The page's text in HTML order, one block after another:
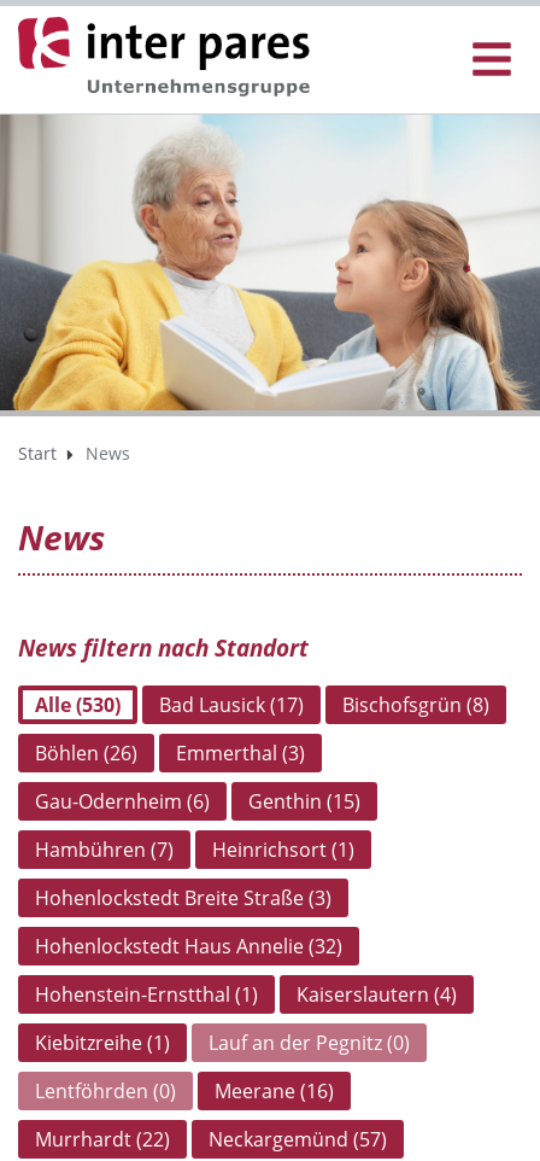
Start News
News
News filtern nach Standort
Alle (530) Bad Lausick (17)
Bischofsgrün (8)
Böhlen (26)
Emmerthal (3)
Gau-Odernheim (6)
Genthin (15)
Hambühren (7)
Heinrichsort (1)
Hohenlockstedt Breite Straße (3)
Hohenlockstedt Haus Annelie (32)
Hohenstein-Ernstthal (1)
Kaiserslautern (4)
Kiebitzreihe (1)
Lauf an der Pegnitz (0)
Lentföhrden (0)
Meerane (16)
Murrhardt (22)
Neckargemünd (57)